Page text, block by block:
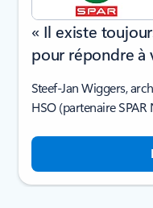
« Il existe
pour répondre à
Steef-Jan Wiggers,
HSO (partenaire SPAR